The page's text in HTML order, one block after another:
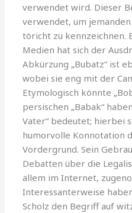
verwendet wird. Dieser
verwendet, um
töricht zu kennzeichnen.
Medien hat sich der
Abkürzung „Bubatz“ ist
wobei sie eng mit der
Etymologisch könnte
persischen „Babak“
Vater“ bedeutet; hierbei
humorvolle Konnotation
Vordergrund. Sein
Debatten über die
allem im Internet,
Interessanterweise
Scholz den Begriff auf